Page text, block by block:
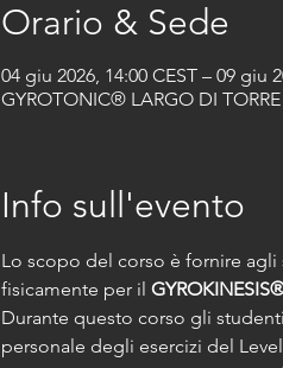
Orario & Sede
04 giu 2026, 14:00 CEST – 09 giu
GYROTONIC® LARGO DI
Info sull'evento
Lo scopo del corso è fornire
fisicamente per il
Durante questo corso gli
personale degli esercizi del